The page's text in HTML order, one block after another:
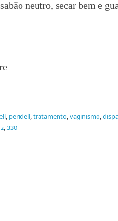
neutro, secar bem e
, peridell,tratamento,vaginismo,
,330